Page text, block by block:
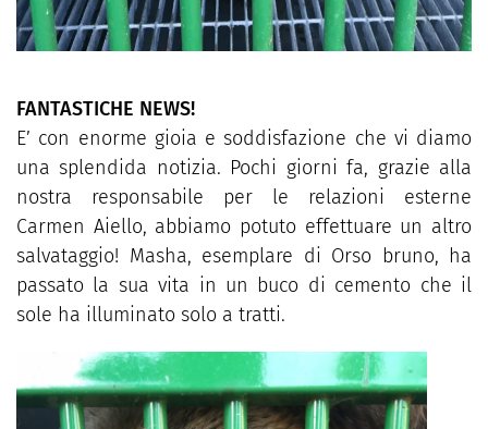
FANTASTICHE NEWS!
E’ con enorme gioia e soddisfazione che vi diamo
una splendida notizia. Pochi giorni fa, grazie alla
nostra responsabile per le relazioni esterne
Carmen Aiello, abbiamo potuto effettuare un altro
salvataggio! Masha, esemplare di Orso bruno, ha
passato la sua vita in un buco di cemento che il
sole ha illuminato solo a tratti.